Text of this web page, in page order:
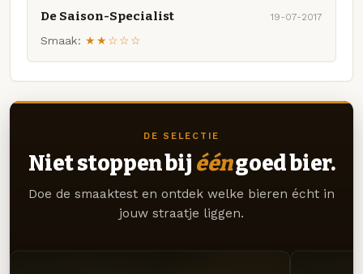
De Saison-Specialist 19-07-2017
Smaak: ★★☆☆☆
DE SELECTIE
Niet stoppen bij ééngoed bier.
Doe de smaaktest en ontdek welke bieren écht in
jouw straatje liggen.